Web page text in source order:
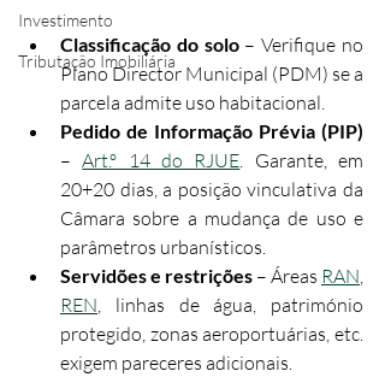
Investimento
Tributação Imobiliária
Classificação do solo – Verifique no
Plano Director Municipal (PDM) se a
parcela admite uso habitacional.
Pedido de Informação Prévia (PIP)
– Art.º 14 do RJUE. Garante, em
20+20 dias, a posição vinculativa da
Câmara sobre a mudança de uso e
parâmetros urbanísticos.
Servidões e restrições – Áreas RAN
REN, linhas de água, património
protegido, zonas aeroportuárias, etc.
exigem pareceres adicionais.